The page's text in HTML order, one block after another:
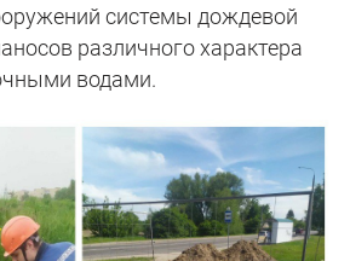
системы дождевой
различного характера
водами.